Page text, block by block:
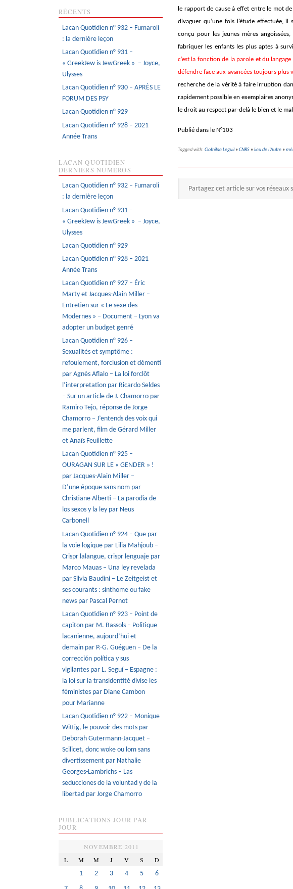
le rapport de cause à effet entre le mot
divaguer qu’une fois l’étude effectuée,
conçu pour les jeunes mères
fabriquer les enfants les plus aptes à
c’est la fonction de la parole et du
défendre face aux avancées toujours plus
recherche de la vérité à faire irruption
rapidement possible en exemplaires
le droit au respect par-delà le bien et le
Publié dans le N°103
Tagged with: Clothilde Leguil •CNRS •lieu de l’Autre •
Partagez cet article sur vos réseaux
RÉCENTS
Lacan Quotidien n° 932 – Fumaroli
: la dernière leçon
Lacan Quotidien n° 931 –
« GreekJew is JewGreek » – Joyce,
Ulysses
Lacan Quotidien n° 930 – APRÈS LE
FORUM DES PSY
Lacan Quotidien n° 929
Lacan Quotidien n° 928 – 2021
Année Trans
LACAN QUOTIDIEN
DERNIERS NUMÉROS
Lacan Quotidien n° 932 – Fumaroli
: la dernière leçon
Lacan Quotidien n° 931 –
« GreekJew is JewGreek » – Joyce,
Ulysses
Lacan Quotidien n° 929
Lacan Quotidien n° 928 – 2021
Année Trans
Lacan Quotidien n° 927 – Éric
Marty et Jacques-Alain Miller –
Entretien sur « Le sexe des
Modernes » – Document – Lyon va
adopter un budget genré
Lacan Quotidien n° 926 –
Sexualités et symptôme :
refoulement, forclusion et démenti
par Agnès Aflalo – La loi forclôt
l’interpretation par Ricardo Seldes
– Sur un article de J. Chamorro par
Ramiro Tejo, réponse de Jorge
Chamorro – J’entends des voix qui
me parlent, film de Gérard Miller
et Anaïs Feuillette
Lacan Quotidien n° 925 –
OURAGAN SUR LE « GENDER » !
par Jacques-Alain Miller –
D’une époque sans nom par
Christiane Alberti – La parodia de
los sexos y la ley par Neus
Carbonell
Lacan Quotidien n° 924 – Que par
la voie logique par Lilia Mahjoub –
Crispr lalangue, crispr lenguaje par
Marco Mauas – Una ley revelada
par Silvia Baudini – Le Zeitgeist et
ses courants : sinthome ou fake
news par Pascal Pernot
Lacan Quotidien n° 923 – Point de
capiton par M. Bassols – Politique
lacanienne, aujourd’hui et
demain par P.-G. Guéguen – De la
corrección política y sus
vigilantes par L. Seguí – Espagne :
la loi sur la transidentité divise les
féministes par Diane Cambon
pour Marianne
Lacan Quotidien n° 922 – Monique
Wittig, le pouvoir des mots par
Deborah Gutermann-Jacquet –
Scilicet, donc woke ou lom sans
divertissement par Nathalie
Georges-Lambrichs – Las
seducciones de la voluntad y de la
libertad par Jorge Chamorro
PUBLICATIONS JOUR PAR
JOUR
NOVEMBRE 2011
L
M M J V S D
1 2 3 4 5
6